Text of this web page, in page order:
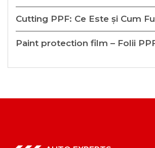
Cutting PPF: Ce Este și Cum
Paint protection film – Folii